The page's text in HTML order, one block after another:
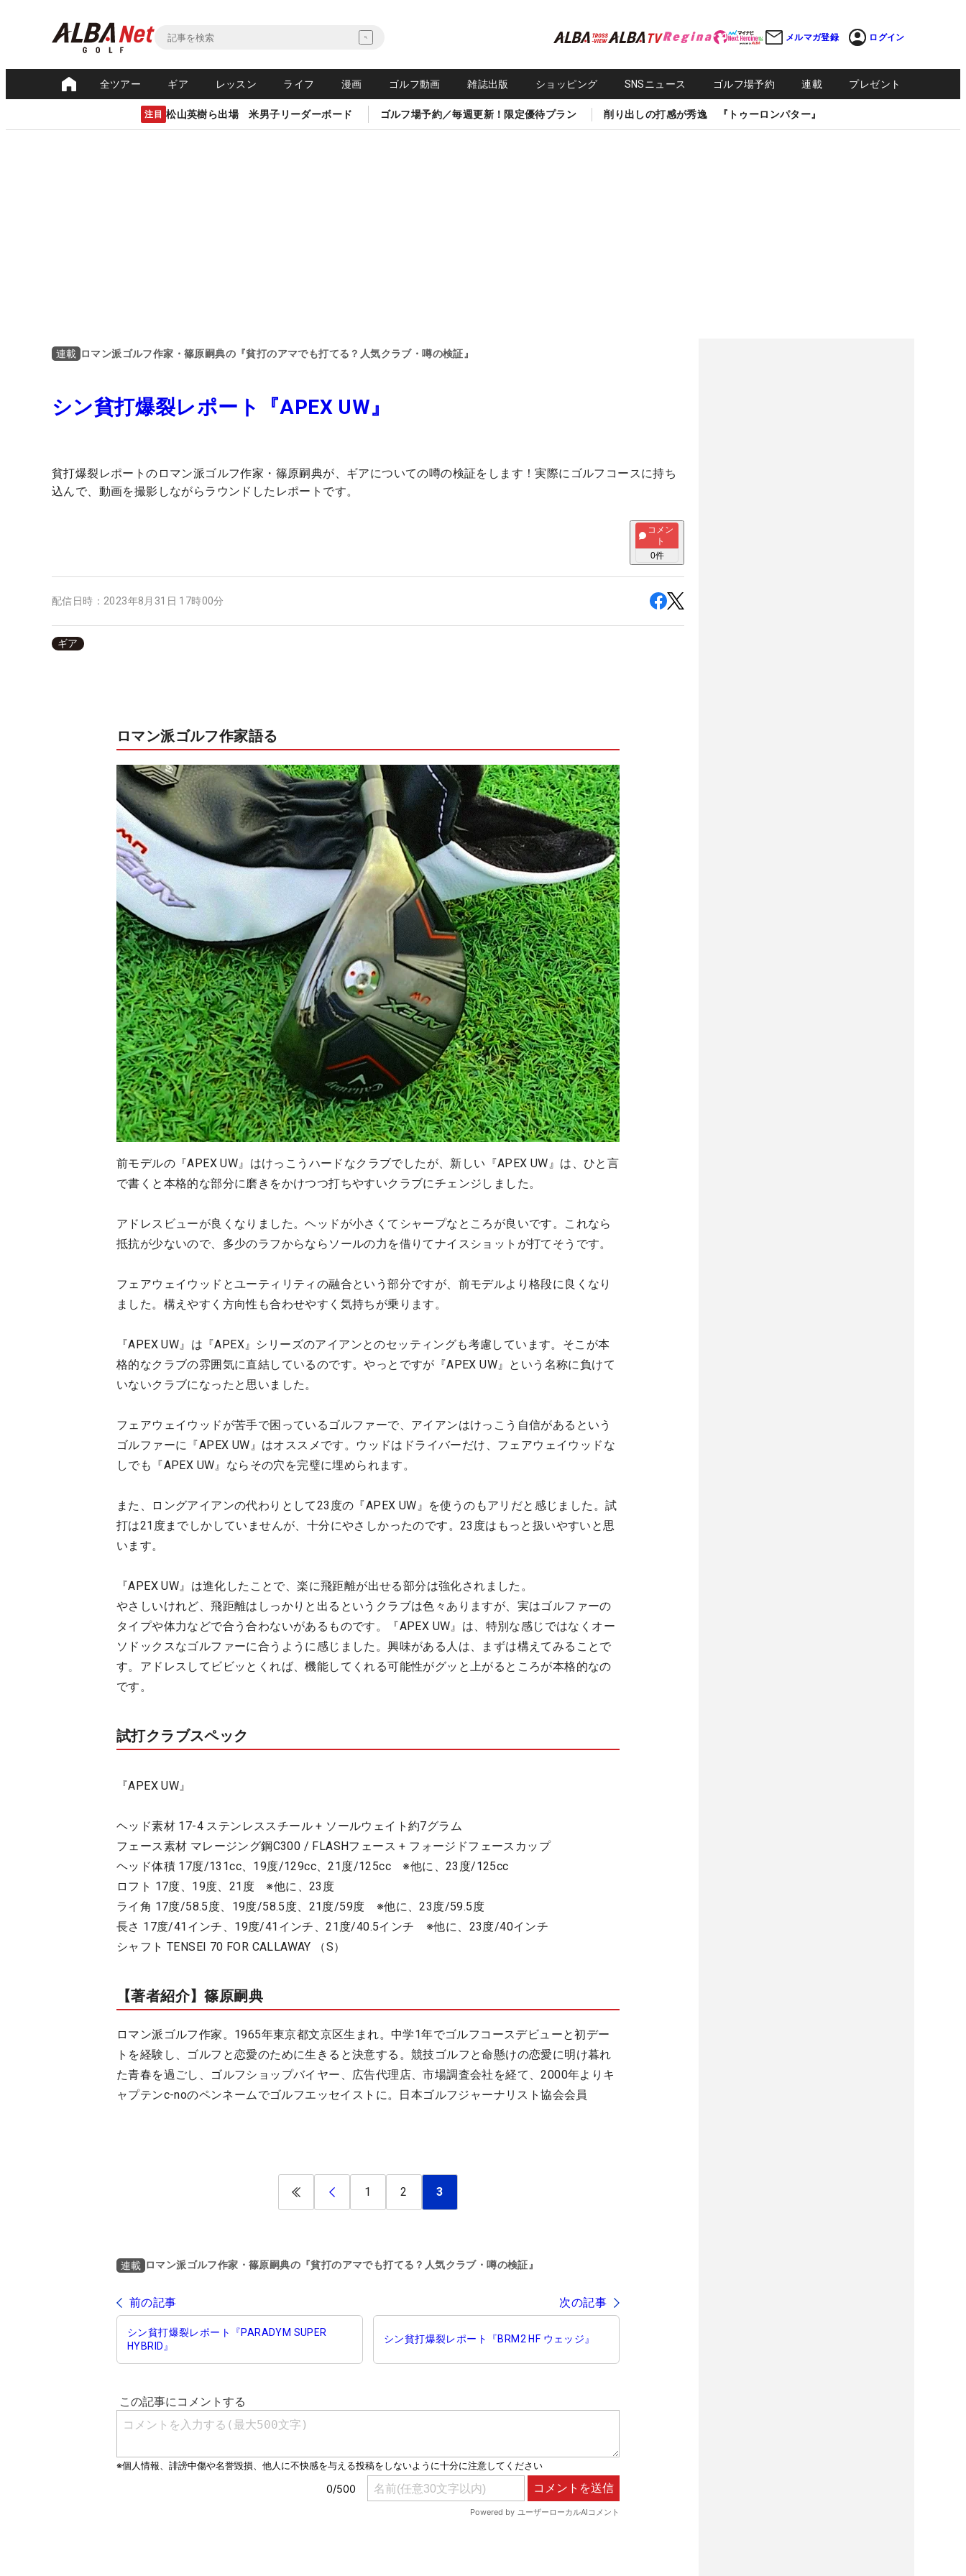
メルマガ登録 ログイン
全ツアー ギア レッスン ライフ 漫画 ゴルフ動画 雑誌出版 ショッピング SNSニュース ゴルフ場予約 連載 プレゼント
注目 松山英樹ら出場 米男子リーダーボード ゴルフ場予約／毎週更新！限定優待プラン 削り出しの打感が秀逸 『トゥーロンパター』
連載 ロマン派ゴルフ作家・篠原嗣典の『貧打のアマでも打てる？人気クラブ・噂の検証』
シン貧打爆裂レポート『APEX UW』
貧打爆裂レポートのロマン派ゴルフ作家・篠原嗣典が、ギアについての噂の検証をします！実際にゴルフコースに持ち
込んで、動画を撮影しながらラウンドしたレポートです。
コメン
ト
0件
配信日時： 2023年8月31日 17時00分
ギア
ロマン派ゴルフ作家語る
前モデルの『APEX UW』はけっこうハードなクラブでしたが、新しい『APEX UW』は、ひと言
で書くと本格的な部分に磨きをかけつつ打ちやすいクラブにチェンジしました。
アドレスビューが良くなりました。ヘッドが小さくてシャープなところが良いです。これなら
抵抗が少ないので、多少のラフからならソールの力を借りてナイスショットが打てそうです。
フェアウェイウッドとユーティリティの融合という部分ですが、前モデルより格段に良くなり
ました。構えやすく方向性も合わせやすく気持ちが乗ります。
『APEX UW』は『APEX』シリーズのアイアンとのセッティングも考慮しています。そこが本
格的なクラブの雰囲気に直結しているのです。やっとですが『APEX UW』という名称に負けて
いないクラブになったと思いました。
フェアウェイウッドが苦手で困っているゴルファーで、アイアンはけっこう自信があるという
ゴルファーに『APEX UW』はオススメです。ウッドはドライバーだけ、フェアウェイウッドな
しでも『APEX UW』ならその穴を完璧に埋められます。
また、ロングアイアンの代わりとして23度の『APEX UW』を使うのもアリだと感じました。試
打は21度までしかしていませんが、十分にやさしかったのです。23度はもっと扱いやすいと思
います。
『APEX UW』は進化したことで、楽に飛距離が出せる部分は強化されました。
やさしいけれど、飛距離はしっかりと出るというクラブは色々ありますが、実はゴルファーの
タイプや体力などで合う合わないがあるものです。『APEX UW』は、特別な感じではなくオー
ソドックスなゴルファーに合うように感じました。興味がある人は、まずは構えてみることで
す。アドレスしてビビッとくれば、機能してくれる可能性がグッと上がるところが本格的なの
です。
試打クラブスペック
『APEX UW』
ヘッド素材 17-4 ステンレススチール + ソールウェイト約7グラム
フェース素材 マレージング鋼C300 / FLASHフェース + フォージドフェースカップ
ヘッド体積 17度/131cc、19度/129cc、21度/125cc ※他に、23度/125cc
ロフト 17度、19度、21度 ※他に、23度
ライ角 17度/58.5度、19度/58.5度、21度/59度 ※他に、23度/59.5度
長さ 17度/41インチ、19度/41インチ、21度/40.5インチ ※他に、23度/40インチ
シャフト TENSEI 70 FOR CALLAWAY （S）
【著者紹介】篠原嗣典
ロマン派ゴルフ作家。1965年東京都文京区生まれ。中学1年でゴルフコースデビューと初デー
トを経験し、ゴルフと恋愛のために生きると決意する。競技ゴルフと命懸けの恋愛に明け暮れ
た青春を過ごし、ゴルフショップバイヤー、広告代理店、市場調査会社を経て、2000年よりキ
ャプテンc-noのペンネームでゴルフエッセイストに。日本ゴルフジャーナリスト協会会員
1 2 3
連載 ロマン派ゴルフ作家・篠原嗣典の『貧打のアマでも打てる？人気クラブ・噂の検証』
前の記事 次の記事
シン貧打爆裂レポート『PARADYM SUPER
HYBRID』
シン貧打爆裂レポート『BRM2 HF ウェッジ』